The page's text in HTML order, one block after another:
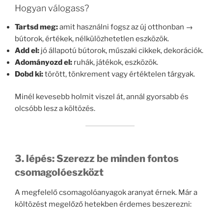
Hogyan válogass?
Tartsd meg:amit használni fogsz az új otthonban →
bútorok, értékek, nélkülözhetetlen eszközök.
Add el: jó állapotú bútorok, műszaki cikkek, dekorációk.
Adományozd el: ruhák, játékok, eszközök.
Dobd ki:törött, tönkrement vagy értéktelen tárgyak.
Minél kevesebb holmit viszel át, annál gyorsabb és
olcsóbb lesz a költözés.
3. lépés: Szerezz be minden fontos
csomagolóeszközt
A megfelelő csomagolóanyagok aranyat érnek. Már a
költözést megelőző hetekben érdemes beszerezni: